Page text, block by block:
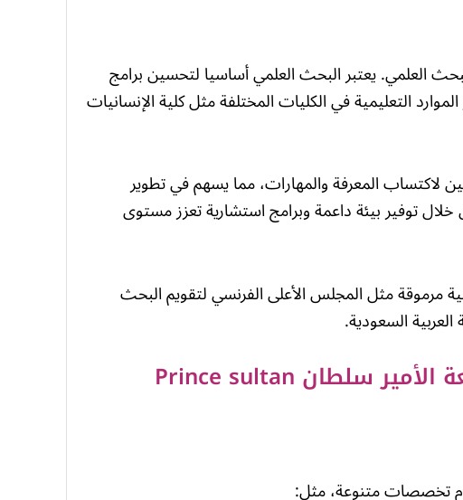
العلمي. يعتبر البحث العلمي أساسيا لتحسين برامج
التعليمية في الكليات المختلفة مثل كلية الإنسانيات
لاكتساب المعرفة والمهارات، مما يسهم في تطوير
توفير بيئة داعمة وبرامج استشارية تعزز مستوى
مثل المجلس الأعلى الفرنسي لتقويم البحث
العربية السعودية.
الكليات والأقسام في جامعة الأمير سلطان Prince sultan
تخصصات متنوعة، مثل: